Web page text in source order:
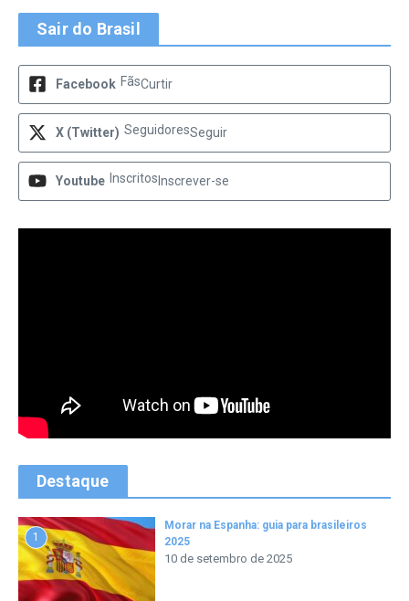
Sair do Brasil
Facebook FãsCurtir
X (Twitter) SeguidoresSeguir
Youtube Inscritos Inscrever-se
Destaque
1
Morar na Espanha: guia para brasileiros
2025
10 de setembro de 2025